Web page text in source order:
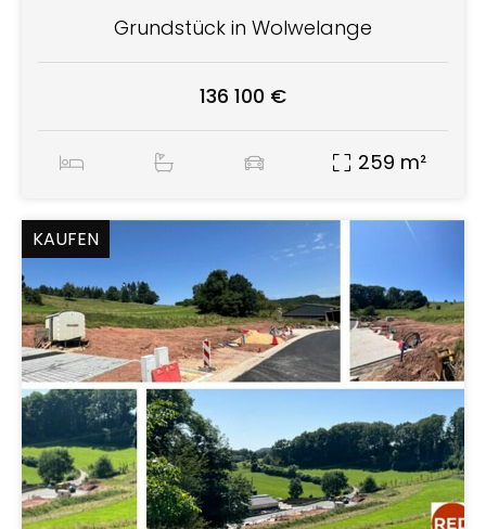
Grundstück in Wolwelange
136 100 €
259 m²
KAUFEN